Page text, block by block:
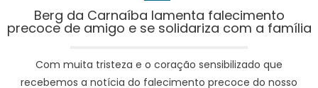
Berg da Carnaíba lamenta falecimento
precoce de amigo e se solidariza com a família
Com muita tristeza e o coração sensibilizado que
recebemos a notícia do falecimento precoce do nosso